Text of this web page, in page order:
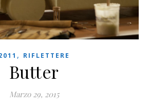
, RIFLETTERE
Butter
Marzo 29, 2015